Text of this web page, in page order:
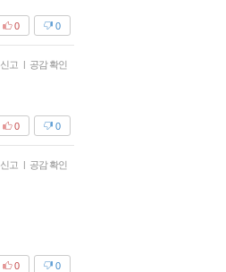
0
0
신고 | 공감 확인
0
0
신고 | 공감 확인
0
0